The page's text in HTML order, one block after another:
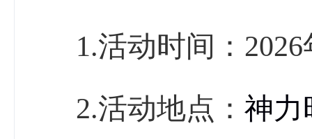
1.活动时间： 2026
2.活动地点： 神力